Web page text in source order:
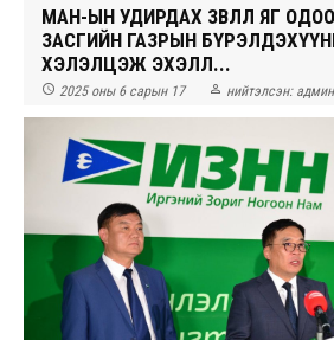
МАН-ЫН УДИРДАХ ЗӨВЛӨЛ ЯГ
ЗАСГИЙН ГАЗРЫН
ХЭЛЭЛЦЭЖ ЭХЭЛЛ...
 2025 оны 6 сарын 17  нийтэлсэн: админ